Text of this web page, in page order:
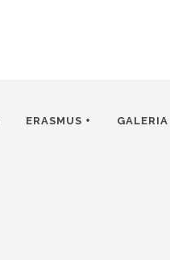
ERASMUS + GALERIA